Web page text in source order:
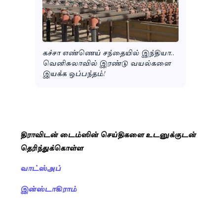
கச்சா எண்ணெய் சந்தையில் இந்தியா..
வெனிசுலாவில் இரண்டு வயல்களை
இயக்க ஒப்பந்தம்!
திராவிடன் டைம்ஸின் செய்திகளை உடனுக்குடன்
தெரிந்துக்கொள்ள
வாட்ஸ்அப்
இன்ஸ்டாகிராம்